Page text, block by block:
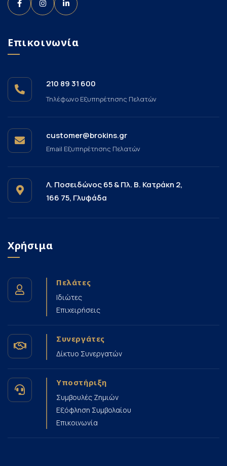
Επικοινωνία
210 89 31 600
Τηλέφωνο Εξυπηρέτησης Πελατών
customer@brokins.gr
Email Εξυπηρέτησης Πελατών
Λ. Ποσειδώνος 65 & Πλ. Β. Κατράκη 2,
166 75, Γλυφάδα
Χρήσιμα
Πελάτες
Ιδιώτες
Επιχειρήσεις
Συνεργάτες
Δίκτυο Συνεργατών
Υποστήριξη
Συμβουλές Ζημιών
Εξόφληση Συμβολαίου
Επικοινωνία